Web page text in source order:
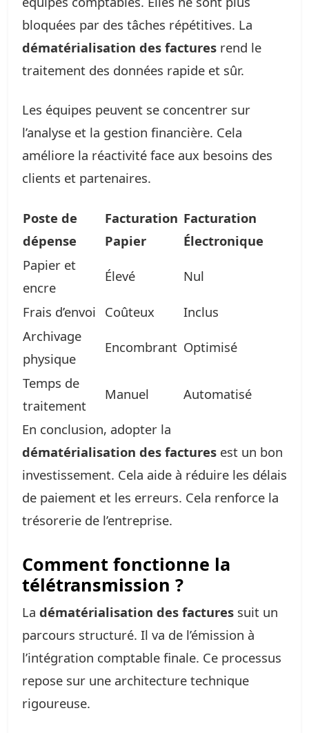
bloquées par des tâches répétitives. La
dématérialisation des factures rend le
traitement des données rapide et sûr.
Les équipes peuvent se concentrer sur
l’analyse et la gestion financière. Cela
améliore la réactivité face aux besoins des
clients et partenaires.
Poste de
dépense
Facturation
Papier
Facturation
Électronique
Papier et
encre
Élevé Nul
Frais d’envoi Coûteux
Inclus
Archivage
physique
Encombrant Optimisé
Temps de
traitement
Manuel Automatisé
En conclusion, adopter la
dématérialisation des factures est un bon
investissement. Cela aide à réduire les délais
de paiement et les erreurs. Cela renforce la
trésorerie de l’entreprise.
Comment fonctionne la
télétransmission ?
La dématérialisation des factures suit un
parcours structuré. Il va de l’émission à
l’intégration comptable finale. Ce processus
repose sur une architecture technique
rigoureuse.